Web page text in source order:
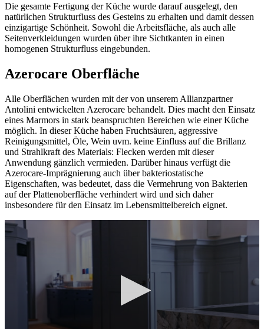
Die gesamte Fertigung der Küche wurde darauf ausgelegt, den
natürlichen Strukturfluss des Gesteins zu erhalten und damit dessen
einzigartige Schönheit. Sowohl die Arbeitsfläche, als auch alle
Seitenverkleidungen wurden über ihre Sichtkanten in einen
homogenen Strukturfluss eingebunden.
Azerocare Oberfläche
Alle Oberflächen wurden mit der von unserem Allianzpartner
Antolini entwickelten Azerocare behandelt. Dies macht den Einsatz
eines Marmors in stark beanspruchten Bereichen wie einer Küche
möglich. In dieser Küche haben Fruchtsäuren, aggressive
Reinigungsmittel, Öle, Wein uvm. keine Einfluss auf die Brillanz
und Strahlkraft des Materials: Flecken werden mit dieser
Anwendung gänzlich vermieden. Darüber hinaus verfügt die
Azerocare-Imprägnierung auch über bakteriostatische
Eigenschaften, was bedeutet, dass die Vermehrung von Bakterien
auf der Plattenoberfläche verhindert wird und sich daher
insbesondere für den Einsatz im Lebensmittelbereich eignet.